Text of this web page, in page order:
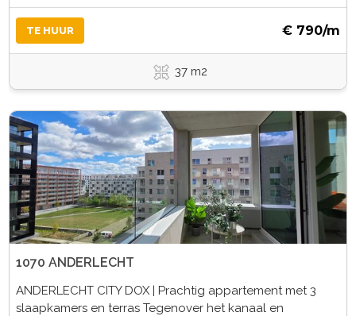
TE HUUR € 790/m
37 m2
1070 ANDERLECHT
ANDERLECHT CITY DOX | Prachtig appartement met 3
slaapkamers en terras Tegenover het kanaal en